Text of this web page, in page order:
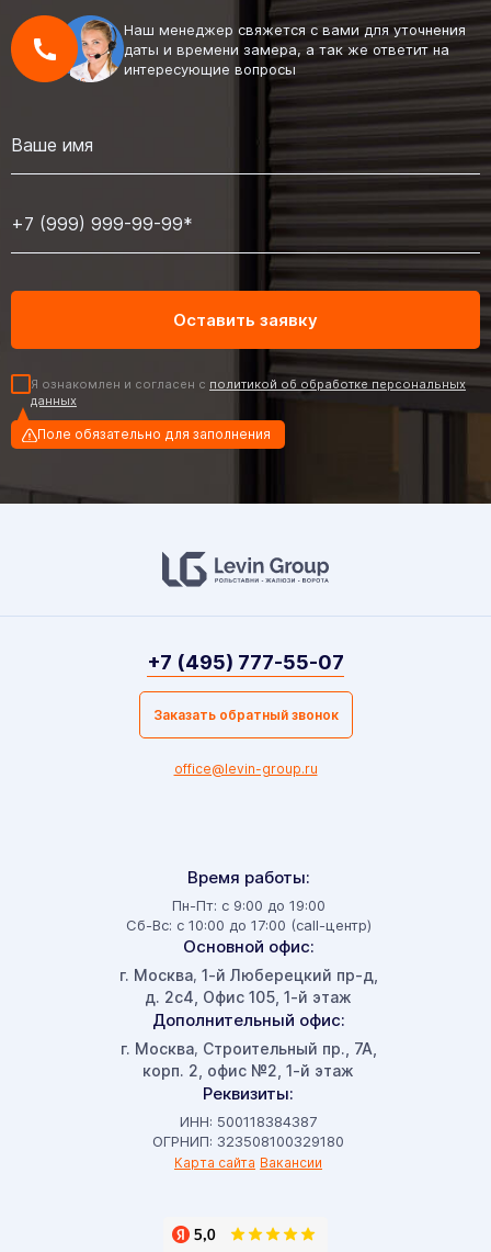
Наш менеджер свяжется с вами для уточнения
даты и времени замера, а так же ответит на
интересующие вопросы
Я ознакомлен и согласен с политикой об обработке персональных
данных
Поле обязательно для заполнения
Время работы:
Пн-Пт: с 9:00 до 19:00
Сб-Вс: с 10:00 до 17:00 (call-центр)
Основной офис:
г. Москва, 1-й Люберецкий пр-д,
д. 2с4, Офис 105, 1-й этаж
Дополнительный офис:
г. Москва, Строительный пр., 7А,
корп. 2, офис №2, 1-й этаж
Реквизиты:
ИНН: 500118384387
ОГРНИП: 323508100329180
Карта сайта Вакансии
+7 (495) 777-55-07
Заказать обратный звонок
office@levin-group.ru